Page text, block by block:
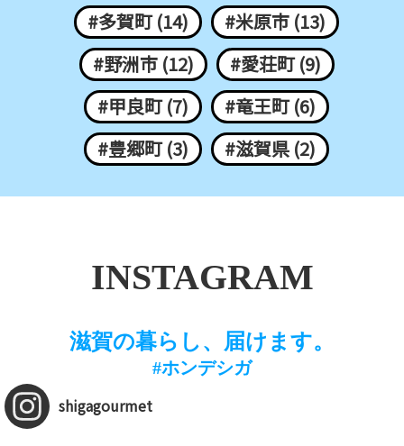
#多賀町 (14)
#米原市 (13)
#野洲市 (12)
#愛荘町 (9)
#甲良町 (7)
#竜王町 (6)
#豊郷町 (3)
#滋賀県 (2)
INSTAGRAM
滋賀の暮らし、届けます。
#ホンデシガ
shigagourmet